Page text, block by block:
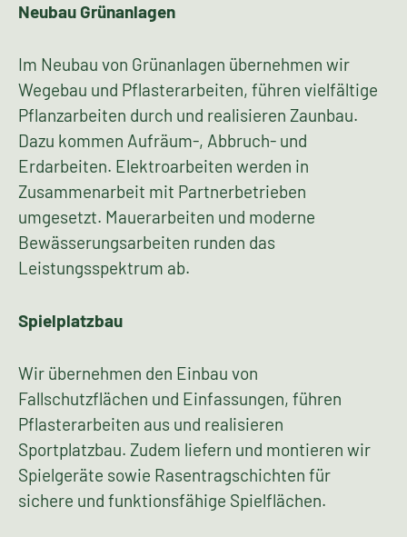
Neubau Grünanlagen
Im Neubau von Grünanlagen übernehmen wir
Wegebau und Pflasterarbeiten, führen vielfältige
Pflanzarbeiten durch und realisieren Zaunbau.
Dazu kommen Aufräum-, Abbruch- und
Erdarbeiten. Elektroarbeiten werden in
Zusammenarbeit mit Partnerbetrieben
umgesetzt. Mauerarbeiten und moderne
Bewässerungsarbeiten runden das
Leistungsspektrum ab.
Spielplatzbau
Wir übernehmen den Einbau von
Fallschutzflächen und Einfassungen, führen
Pflasterarbeiten aus und realisieren
Sportplatzbau. Zudem liefern und montieren wir
Spielgeräte sowie Rasentragschichten für
sichere und funktionsfähige Spielflächen.